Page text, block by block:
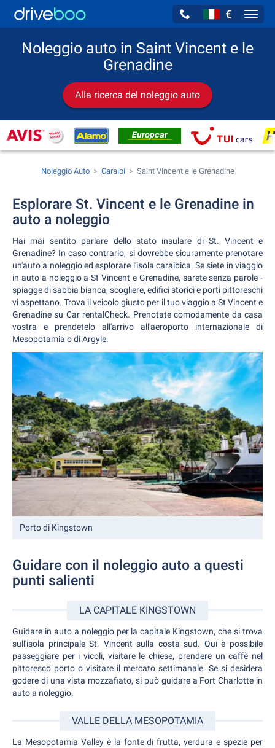
€
Noleggio auto in Saint Vincent e le
Grenadine
Alla ricerca del noleggio auto
Noleggio Auto Caraibi Saint Vincent e le Grenadine
Esplorare St. Vincent e le Grenadine in
auto a noleggio
Hai mai sentito parlare dello stato insulare di St. Vincent e
Grenadine? In caso contrario, si dovrebbe sicuramente prenotare
un'auto a noleggio ed esplorare l'isola caraibica. Se siete in viaggio
in auto a noleggio a St Vincent e Grenadine, sarete senza parole -
spiagge di sabbia bianca, scogliere, edifici storici e porti pittoreschi
vi aspettano. Trova il veicolo giusto per il tuo viaggio a St Vincent e
Grenadine su Car rentalCheck. Prenotate comodamente da casa
vostra e prendetelo all'arrivo all'aeroporto internazionale di
Mesopotamia o di Argyle.
Porto di Kingstown
Guidare con il noleggio auto a questi
punti salienti
LA CAPITALE KINGSTOWN
Guidare in auto a noleggio per la capitale Kingstown, che si trova
sull'isola principale St. Vincent sulla costa sud. Qui è possibile
passeggiare per i vicoli, visitare le chiese, prendere un caffè nel
pittoresco porto o visitare il mercato settimanale. Se si desidera
godere di una vista mozzafiato, si può guidare a Fort Charlotte in
auto a noleggio.
VALLE DELLA MESOPOTAMIA
La Mesopotamia Valley è la fonte di frutta, verdura e spezie per